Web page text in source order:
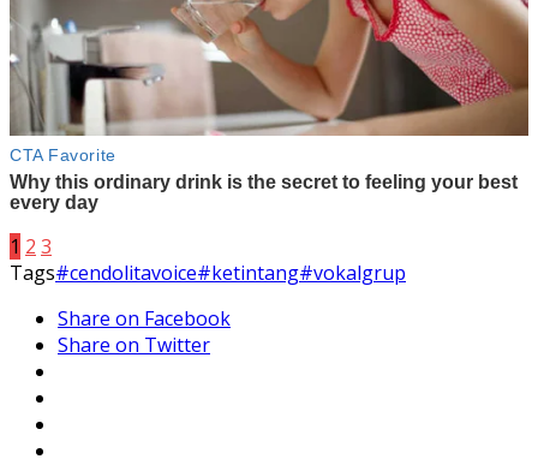
1 2 3
Tags#cendolitavoice#ketintang#vokalgrup
Share on Facebook
Share on Twitter